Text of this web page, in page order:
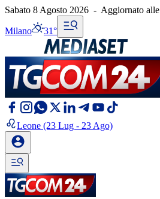
Sabato 8 Agosto 2026 - Aggiornato alle
Milano 31°
Leone (23 Lug - 23 Ago)